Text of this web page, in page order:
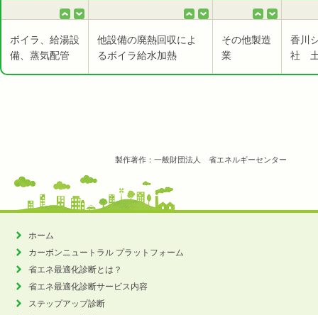
ボイラ、給湯設
備、蒸気配管
他設備の廃熱回収によ
るボイラ給水加熱
その他製造
業
香川
社
製作著作：一般財団法人 省エネルギーセンター
ホーム
カーボンニュートラル プラットフォーム
省エネ最適化診断とは？
省エネ最適化診断サービス内容
ステップアップ診断